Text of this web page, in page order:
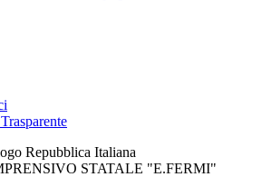
STATALE "E.FERMI"